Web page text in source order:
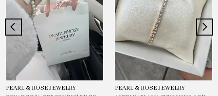
PEARL & ROSE JEWELRY PEARL & ROSE JEWELRY